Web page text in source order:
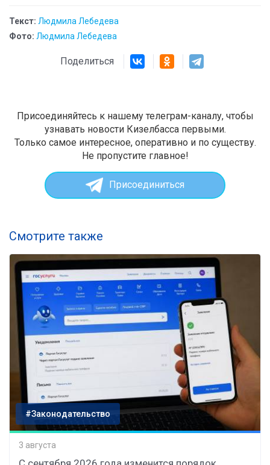
Текст: Людмила Лебедева
Фото: Людмила Лебедева
Поделиться
Присоединяйтесь к нашему телеграм-каналу, чтобы
узнавать новости Кизелбасса первыми.
Только самое интересное, оперативно и по существу.
Не пропустите главное!
Присоединиться
Смотрите также
#Законодательство
3 августа